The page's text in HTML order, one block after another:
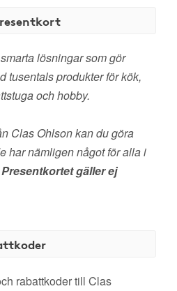
lösningar som gör
tusentals produkter för kök,
och hobby.
Clas Ohlson kan du göra
har nämligen något för alla i
Presentkortet gäller ej
rabattkoder till Clas